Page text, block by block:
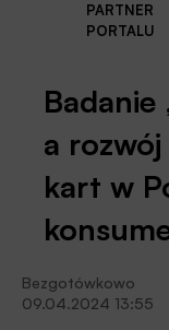
PARTNER
PORTALU
Badanie
a
kart w
Bezgotówkowo
09.04.2024 13:55